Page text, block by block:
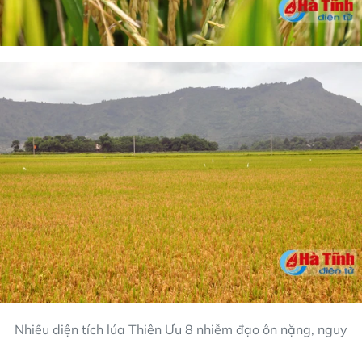
Nhiều diện tích lúa Thiên Ưu 8 nhiễm đạo ôn nặng, nguy